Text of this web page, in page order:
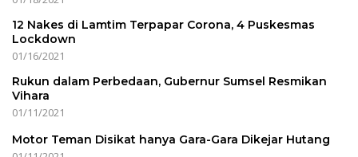
12 Nakes di Lamtim Terpapar Corona, 4 Puskesmas
Lockdown
01/16/2021
Rukun dalam Perbedaan, Gubernur Sumsel Resmikan
Vihara
01/11/2021
Motor Teman Disikat hanya Gara-Gara Dikejar Hutang